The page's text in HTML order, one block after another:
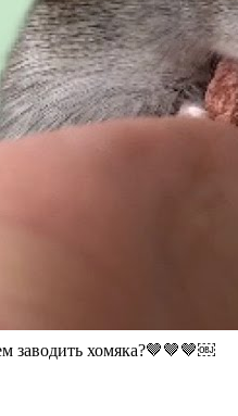
заводить хомяка?🤎🤎🤎￼